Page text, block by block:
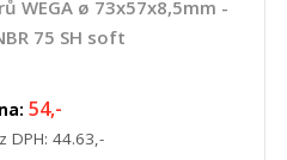
WEGA ø 73x57x8,5mm -
75 SH soft
54,-
DPH: 44.63,-